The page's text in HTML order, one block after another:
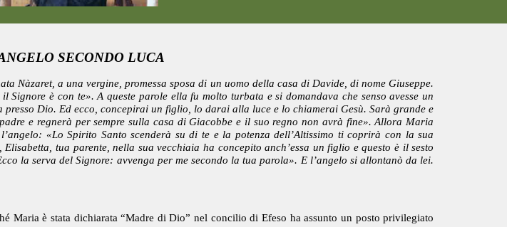
SECONDO LUCA
Nàzaret, a una vergine, promessa sposa di un uomo della casa di Davide, di nome Giuseppe.
è con te». A queste parole ella fu molto turbata e si domandava che senso avesse un
Dio. Ed ecco, concepirai un figlio, lo darai alla luce e lo chiamerai Gesù. Sarà grande e
e regnerà per sempre sulla casa di Giacobbe e il suo regno non avrà fine». Allora Maria
«Lo Spirito Santo scenderà su di te e la potenza dell’Altissimo ti coprirà con la sua
tua parente, nella sua vecchiaia ha concepito anch’essa un figlio e questo è il sesto
la serva del Signore: avvenga per me secondo la tua parola». E l’angelo si allontanò da lei.
Maria è stata dichiarata “Madre di Dio” nel concilio di Efeso ha assunto un posto privilegiato